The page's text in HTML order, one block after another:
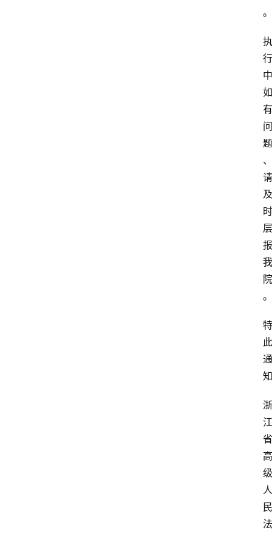
。
执
行
中
如
有
问
题
、
请
及
时
层
报
我
院
。
特
此
通
知
浙
江
省
高
级
人
民
法